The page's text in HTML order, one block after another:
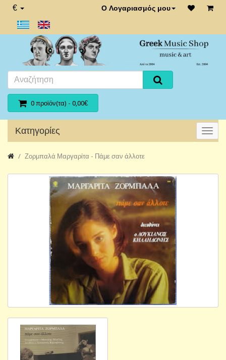
€ Ο Λογαριασμός μου
0 προϊόν(τα) - 0,00€
Κατηγορίες
Ζορμπαλά Μαργαρίτα - Πάμε σαν άλλοτε